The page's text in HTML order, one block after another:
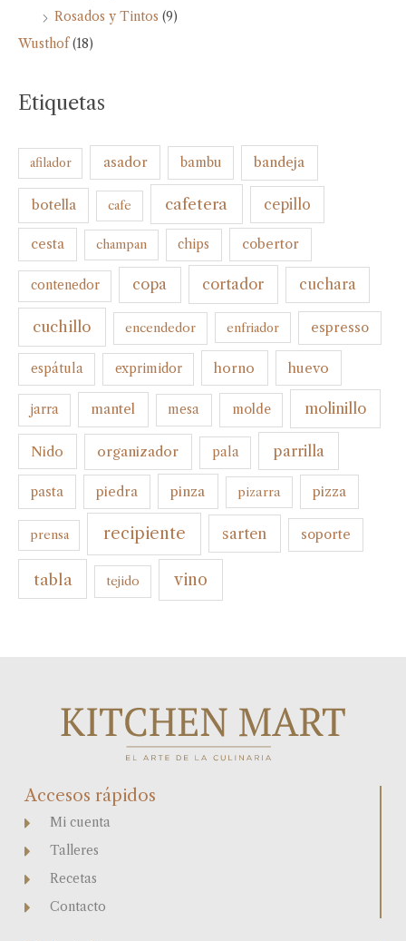
Rosados y Tintos (9)
Wusthof (18)
Etiquetas
afilador asador bambu bandeja
botella cafe cafetera cepillo
cesta champan chips cobertor
contenedor copa cortador cuchara
cuchillo encendedor enfriador espresso
espátula exprimidor horno huevo
jarra mantel mesa molde molinillo
Nido organizador pala parrilla
pasta piedra pinza pizarra pizza
prensa recipiente sarten soporte
tabla tejido vino
Accesos rápidos
Mi cuenta
Talleres
Recetas
Contacto